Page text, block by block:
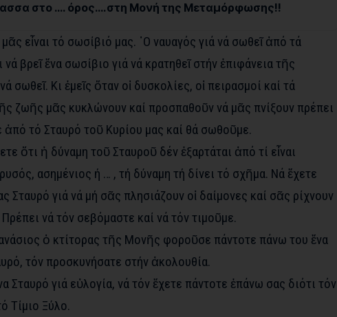
στο …. όρος….στη Μονή της Μεταμόρφωσης!!
εἶναι τό σωσίβιό μας. ῾Ο ναυαγός γιά νά σωθεῖ ἀπό τά
βρεῖ ἕνα σωσίβιο γιά νά κρατηθεῖ στήν ἐπιφάνεια τῆς
σωθεῖ. Κι ἐμεῖς ὅταν οἱ δυσκολίες, οἱ πειρασμοί καί τά
ζωῆς μᾶς κυκλώνουν καί προσπαθοῦν νά μᾶς πνίξουν πρέπει
ἀπό τό Σταυρό τοῦ Κυρίου μας καί θά σωθοῦμε.
ὅτι ἡ δύναμη τοῦ Σταυροῦ δέν ἐξαρτάται ἀπό τί εἶναι
ασημένιος ή … , τή δύναμη τή δίνει τό σχῆμα. Νά ἔχετε
Σταυρό γιά νά μή σᾶς πλησιάζουν οἱ δαίμονες καί σᾶς ρίχνουν
νά τόν σεβόμαστε καί νά τόν τιμοῦμε.
ὁ κτίτορας τῆς Μονῆς φοροῦσε πάντοτε πάνω του ἕνα
τόν προσκυνήσατε στήν ἀκολουθία.
Σταυρό γιά εὐλογία, νά τόν ἔχετε πάντοτε ἐπάνω σας διότι τόν
Τίμιο Ξύλο.